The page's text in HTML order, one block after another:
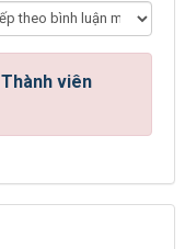
Thành viên